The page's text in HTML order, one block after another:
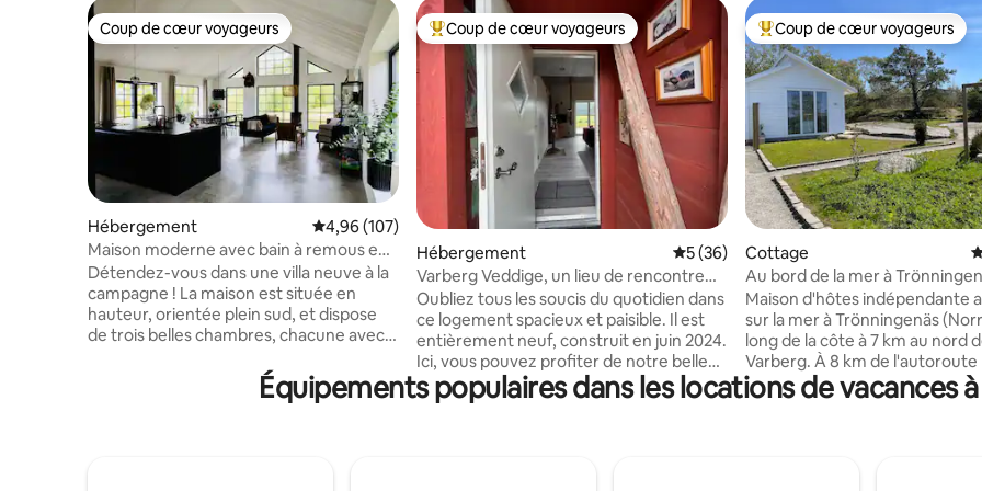
Coup de cœur voyageurs
Coup de cœur voyageurs
Hébergement Évaluation moyenne sur la base de 107 commentaires : 4,96 sur 5
4,96 (107)
Maison moderne avec bain à remous en
milieu rural
Détendez-vous dans une villa neuve à la
campagne ! La maison est située en
hauteur, orientée plein sud, et dispose
de trois belles chambres, chacune avec
chambre principale dispose également
Coups de cœur voyageurs les plus appréciés
Coup de cœur voyageurs
Hébergement Évaluation moyenne sur la base de 36
5 (36)
Varberg Veddige, un lieu de rencontre
dans la vallée
Oubliez tous les soucis du quotidien dans
ce logement spacieux et paisible. Il est
entièrement neuf, construit en juin 2024.
Ici, vous pouvez profiter de notre belle
nature à la fois du salon et de la chambre
et vous pouvez également vous
Coups de cœur voyageurs les
Coup de cœur voyageurs
Cottage
Au bord de la mer à
Varberg
Maison d'hôtes indépendante
sur la mer à Trönningenäs
long de la côte à 7 km au nord
Varberg. À 8 km de l'autoroute
55. La maison est entièrement
et dispose de 4 lits. Ici, vous
pour la planche à voile. - Le
Équipements populaires dans les locations de vacances